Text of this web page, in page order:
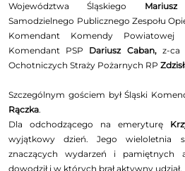
Województwa Śląskiego
Samodzielnego Publicznego Zespołu
Komendant Komendy Powiatowej
Komendant PSP Dariusz Caban, z-ca
Ochotniczych Straży Pożarnych RP
Szczególnym gościem był Śląski
Rączka.
Dla odchodzącego na emeryturę
wyjątkowy dzień. Jego wieloletnia
znaczących wydarzeń i pamiętnych
dowodził i w których brał aktywny udział.